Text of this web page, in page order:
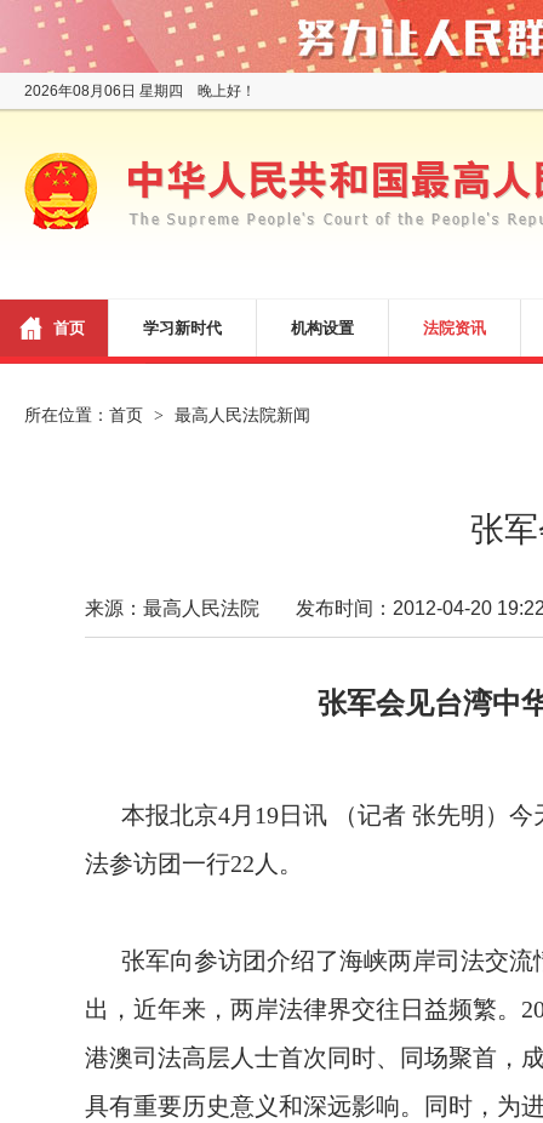
2026年08月06日 星期四 晚上好！
首页 学习新时代 机构设置 法院资讯
所在位置： 首页 > 最高人民法院新闻
张
来源：最高人民法院 发布时间：2012-04-20
张军会见台湾中华法学
本报北京4月19日讯 （记者 张先明）今
法参访团一行22人。
张军向参访团介绍了海峡两岸司法交流
出，近年来，两岸法律界交往日益频繁。
港澳司法高层人士首次同时、同场聚首，
具有重要历史意义和深远影响。同时，为